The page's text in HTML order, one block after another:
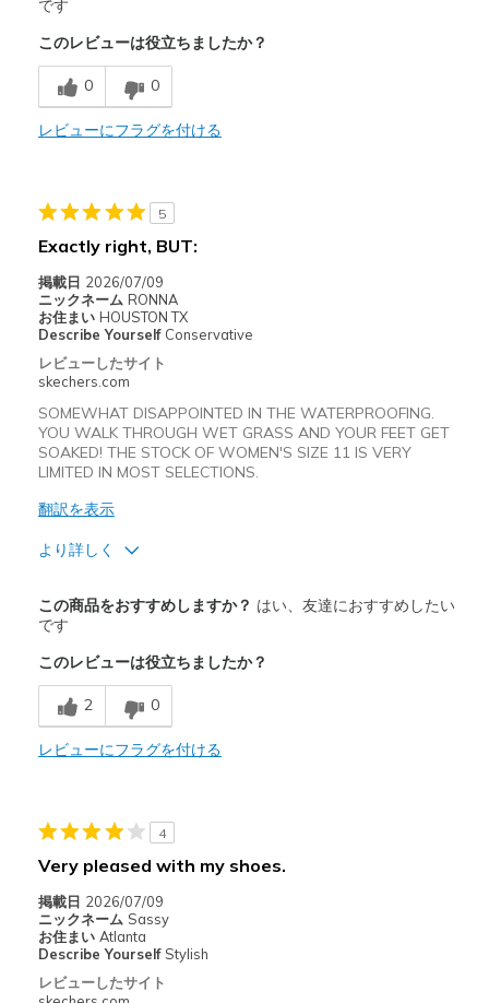
Breathe Well
Comfortable
Durable
以下に最適
Casual Wear
Going Out
Travel
Width
Sizing
Feels true to size
View On Shoes
I'm Into Shoes
です
このレビューは役立ちましたか？
0 0
レビューにフラグを付ける
5
Exactly right, BUT:
掲載日 2026/07/09
ニックネーム RONNA
お住まい HOUSTON TX
Describe Yourself Conservative
レビューしたサイト
skechers.com
SOMEWHAT DISAPPOINTED IN THE WATERPROOFING.
YOU WALK THROUGH WET GRASS AND YOUR FEET GET
SOAKED! THE STOCK OF WOMEN'S SIZE 11 IS VERY
LIMITED IN MOST SELECTIONS.
翻訳を表示
より詳しく
Attractive Design
CONSIDER SOX WHEN FITTING!
Comfortable
STEP-IN WORKS GREAT!
商品が期待と異なったレビュー
NOT WATERPROOF.
WOMEN'S SIZE 11 RUN OUT OF STOCK QUICKLY
以下に最適
Casual Wear
この商品をおすすめしますか？ はい、友達におすすめしたい
です
このレビューは役立ちましたか？
2 0
レビューにフラグを付ける
4
Very pleased with my shoes.
掲載日 2026/07/09
ニックネーム Sassy
お住まい Atlanta
Describe Yourself Stylish
レビューしたサイト